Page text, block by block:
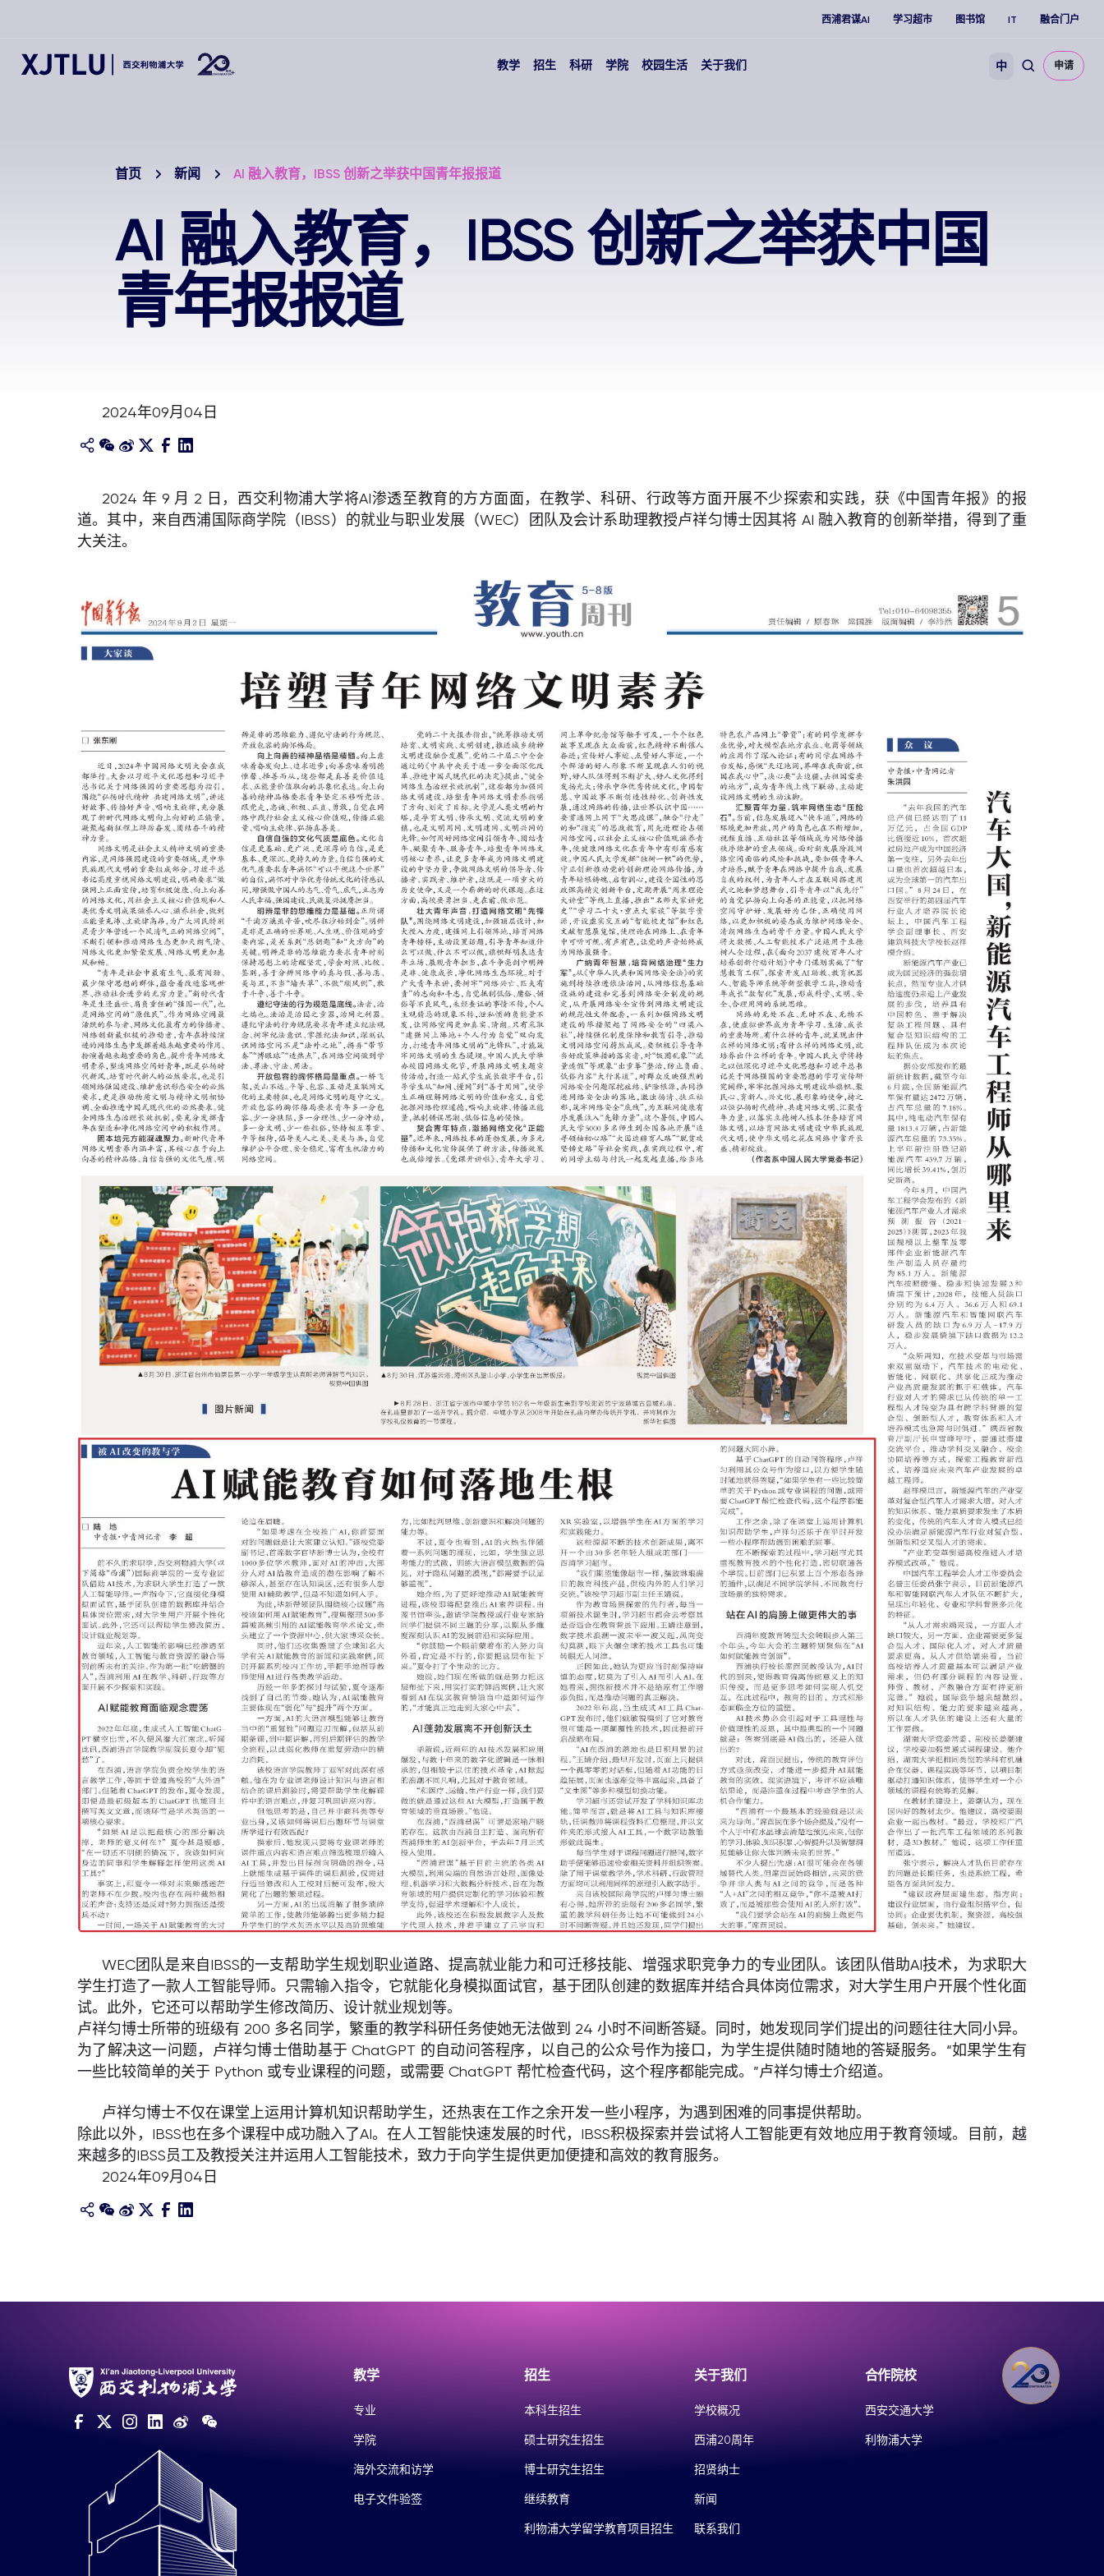
西浦君谋AI 学习超市 图书馆 IT 融合门户
教学 招生 科研 学院 校园生活 关于我们 中 申请
首页 新闻 AI 融入教育，IBSS 创新之举获中国青年报报道
AI 融入教育，IBSS 创新之举获中国
青年报报道
2024年09月04日
2024 年 9 月 2 日，西交利物浦大学将AI渗透至教育的方方面面，在教学、科研、行政等方面开展不少探索和实践，获《中国青年报》的报
道。其中，来自西浦国际商学院（IBSS）的就业与职业发展（WEC）团队及会计系助理教授卢祥匀博士因其将 AI 融入教育的创新举措，得到了重
大关注。
WEC团队是来自IBSS的一支帮助学生规划职业道路、提高就业能力和可迁移技能、增强求职竞争力的专业团队。该团队借助AI技术，为求职大
学生打造了一款人工智能导师。只需输入指令，它就能化身模拟面试官，基于团队创建的数据库并结合具体岗位需求，对大学生用户开展个性化面
试。此外，它还可以帮助学生修改简历、设计就业规划等。
卢祥匀博士所带的班级有 200 多名同学，繁重的教学科研任务使她无法做到 24 小时不间断答疑。同时，她发现同学们提出的问题往往大同小异。
为了解决这一问题，卢祥匀博士借助基于 ChatGPT 的自动问答程序，以自己的公众号作为接口，为学生提供随时随地的答疑服务。“如果学生有
一些比较简单的关于 Python 或专业课程的问题，或需要 ChatGPT 帮忙检查代码，这个程序都能完成。”卢祥匀博士介绍道。
卢祥匀博士不仅在课堂上运用计算机知识帮助学生，还热衷在工作之余开发一些小程序，为遇到困难的同事提供帮助。
除此以外，IBSS也在多个课程中成功融入了AI。在人工智能快速发展的时代，IBSS积极探索并尝试将人工智能更有效地应用于教育领域。目前，越
来越多的IBSS员工及教授关注并运用人工智能技术，致力于向学生提供更加便捷和高效的教育服务。
2024年09月04日
教学
专业
学院
海外交流和访学
电子文件验签
招生
本科生招生
硕士研究生招生
博士研究生招生
继续教育
利物浦大学留学教育项目招生
关于我们
学校概况
西浦20周年
招贤纳士
新闻
联系我们
合作院校
西安交通大学
利物浦大学